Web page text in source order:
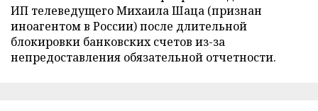
ИП телеведущего Михаила Шаца (признан
иноагентом в России) после длительной
блокировки банковских счетов из-за
непредоставления обязательной отчетности.